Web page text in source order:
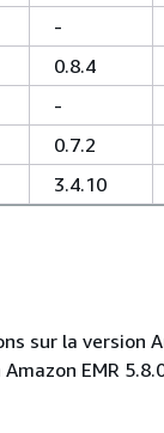
-
0.8.4
-
0.7.2
3.4.10
sur la version
EMR